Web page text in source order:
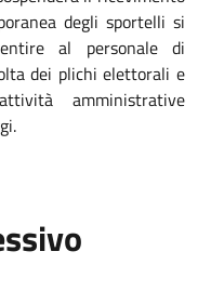
degli sportelli si
al personale di
dei plichi elettorali e
amministrative